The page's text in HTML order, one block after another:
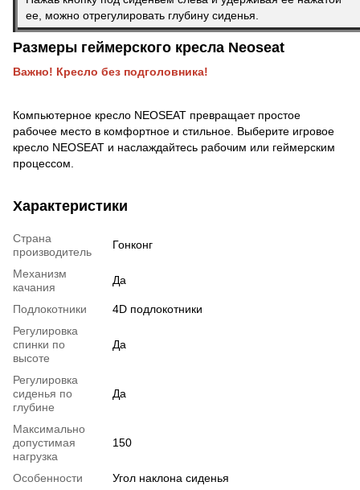
ее, можно отрегулировать глубину сиденья.
Размеры геймерского кресла Neoseat
Важно! Кресло без подголовника!
Компьютерное кресло NEOSEAT превращает простое
рабочее место в комфортное и стильное. Выберите игровое
кресло NEOSEAT и наслаждайтесь рабочим или геймерским
процессом.
Характеристики
Страна
производитель
Гонконг
Механизм
качания
Да
Подлокотники
4D подлокотники
Регулировка
спинки по
высоте
Да
Регулировка
сиденья по
глубине
Да
Максимально
допустимая
нагрузка
150
Особенности Угол наклона сиденья